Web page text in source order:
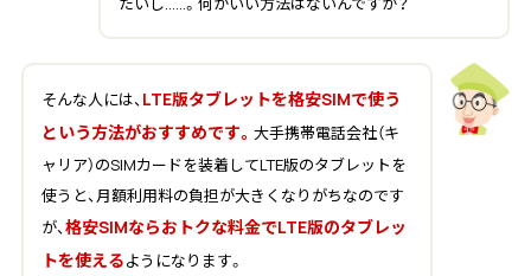
そんな人には、LTE版タブレットを格安SIMで使う
という方法がおすすめです。 大手携帯電話会社（キ
ャリア）のSIMカードを装着してLTE版のタブレットを
使うと、月額利用料の負担が大きくなりがちなのです
が、格安SIMならおトクな料金でLTE版のタブレッ
トを使えるようになります。